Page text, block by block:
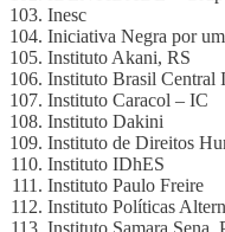
Inesc
Iniciativa Negra por
Instituto Akani, RS
Instituto Brasil Central
Instituto Caracol – IC
Instituto Dakini
Instituto de Direitos
Instituto IDhES
Instituto Paulo Freire
Instituto Políticas
Instituto Samara Sena,